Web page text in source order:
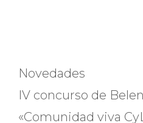
Categorías
Novedades
IV concurso de
«Comunidad viva